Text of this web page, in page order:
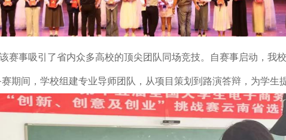
赛事吸引了省内众多高校的顶尖团队同场竞技。自赛事启动，我
期间，学校组建专业导师团队，从项目策划到路演答辩，为学生